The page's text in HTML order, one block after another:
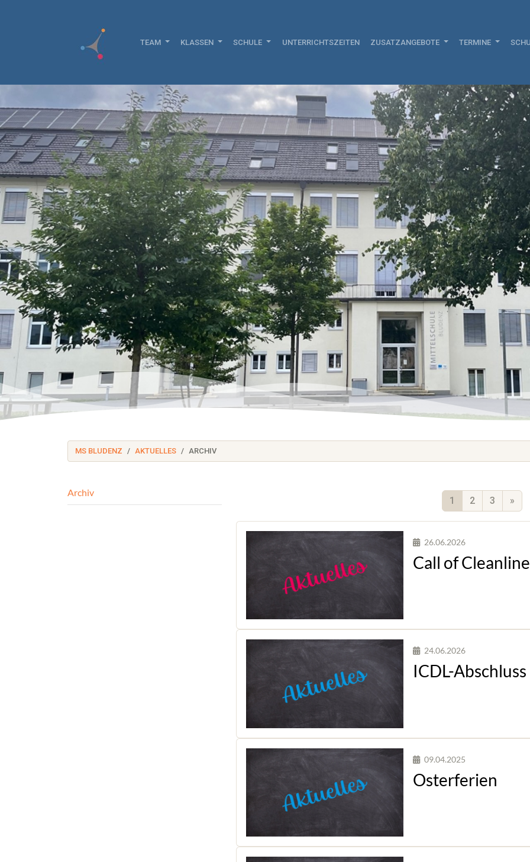
TEAM KLASSEN SCHULE UNTERRICHTSZEITEN ZUSATZANGEBOTE TERMINE
MS BLUDENZ AKTUELLES ARCHIV
Archiv
1 2 3 »
26.06.2026
Call of
24.06.2026
ICDL-Abschluss
09.04.2025
Osterferien